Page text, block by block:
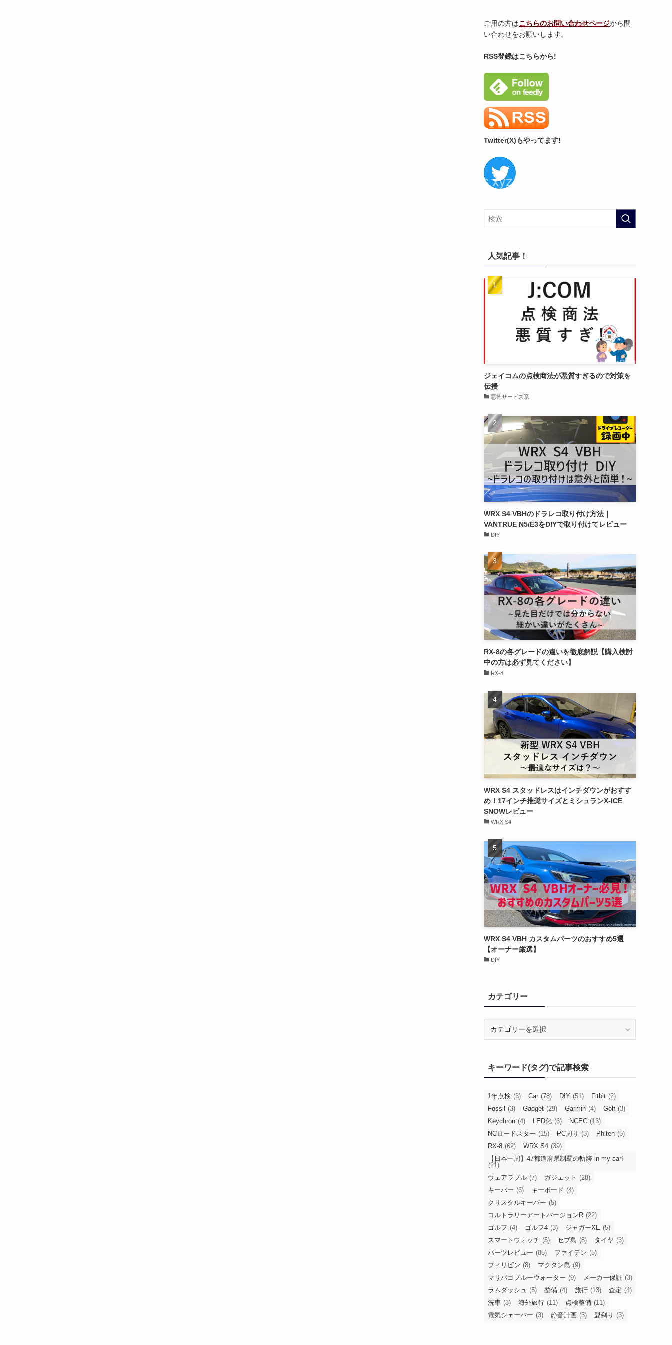
ご用の方はこちらのお問い合わせページから問
い合わせをお願いします。
RSS登録はこちらから!
Twitter(X)もやってます!
人気記事！
ジェイコムの点検商法が悪質すぎるので対策を
伝授
悪徳サービス系
WRX S4 VBHのドラレコ取り付け方法｜
VANTRUE N5/E3をDIYで取り付けてレビュー
DIY
RX-8の各グレードの違いを徹底解説【購入検討
中の方は必ず見てください】
RX-8
WRX S4 スタッドレスはインチダウンがおすす
め！17インチ推奨サイズとミシュランX-ICE
SNOWレビュー
WRX S4
WRX S4 VBH カスタムパーツのおすすめ5選
【オーナー厳選】
DIY
カテゴリー
ーキーワード(タグ)で記事検索
1年点検 (3) Car (78) DIY (51) Fitbit (2)
Fossil (3) Gadget (29) Garmin (4) Golf (3)
Keychron (4) LED化 (6) NCEC (13)
NCロードスター (15) PC周り (3) Phiten (5)
RX-8 (62) WRX S4 (39)
【日本一周】47都道府県制覇の軌跡 in my car!
(21)
ウェアラブル (7) ガジェット (28)
キーパー (6) キーボード (4)
クリスタルキーパー (5)
コルトラリーアートバージョンR (22)
ゴルフ (4) ゴルフ4 (3) ジャガーXE (5)
スマートウォッチ (5) セブ島 (8) タイヤ (3)
パーツレビュー (85) ファイテン (5)
フィリピン (8) マクタン島 (9)
マリバゴブルーウォーター (9) メーカー保証 (3)
ラムダッシュ (5) 整備 (4) 旅行 (13) 査定 (4)
洗車 (3) 海外旅行 (11) 点検整備 (11)
電気シェーバー (3) 静音計画 (3) 髭剃り (3)